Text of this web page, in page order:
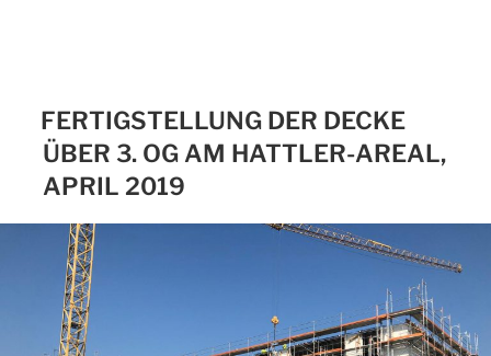
FERTIGSTELLUNG DER DECKE
ÜBER 3. OG AM HATTLER-AREAL,
APRIL 2019